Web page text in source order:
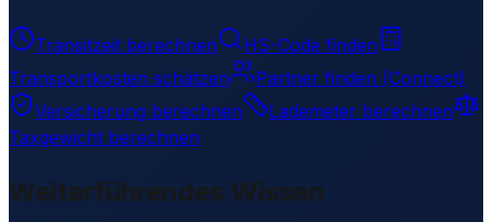
Transitzeit berechnen
HS-Code finden
Transportkosten schätzen
Partner finden (Connect)
Versicherung berechnen
Lademeter berechnen
Taxgewicht berechnen
Weiterführendes Wissen